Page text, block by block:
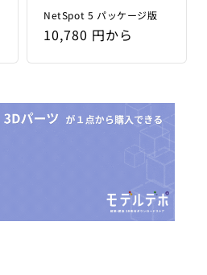
NetSpot 5 パッケージ版
通
10,780 円から